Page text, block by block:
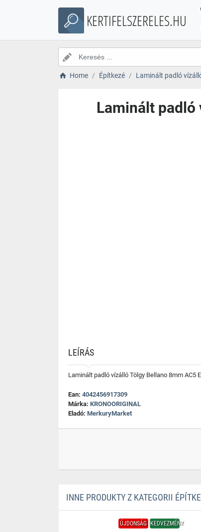
KERTIFELSZERELES.HU
Home Építkezé Laminált padló
Laminált padló
LEÍRÁS
Laminált padló vízálló Tölgy Bellano 8mm AC5
Ean: 4042456917309
Márka: KRONOORIGINAL
Eladó: MerkuryMarket
INNE PRODUKTY Z KATEGORII
ÚJDONSÁG KEDVEZMÉNY